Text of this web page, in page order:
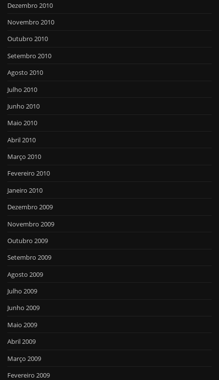
Dezembro 2010
Novembro 2010
Outubro 2010
Setembro 2010
Agosto 2010
Julho 2010
Junho 2010
Maio 2010
Abril 2010
Março 2010
Fevereiro 2010
Janeiro 2010
Dezembro 2009
Novembro 2009
Outubro 2009
Setembro 2009
Agosto 2009
Julho 2009
Junho 2009
Maio 2009
Abril 2009
Março 2009
Fevereiro 2009